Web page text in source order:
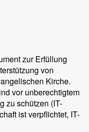
zur Erfüllung
von
Kirche.
vor unberechtigtem
zu schützen (IT-
ist verpflichtet, IT-